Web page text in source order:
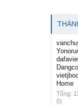
Home
Tổng:
0)